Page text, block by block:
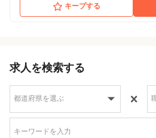
キープする
求人を検索する